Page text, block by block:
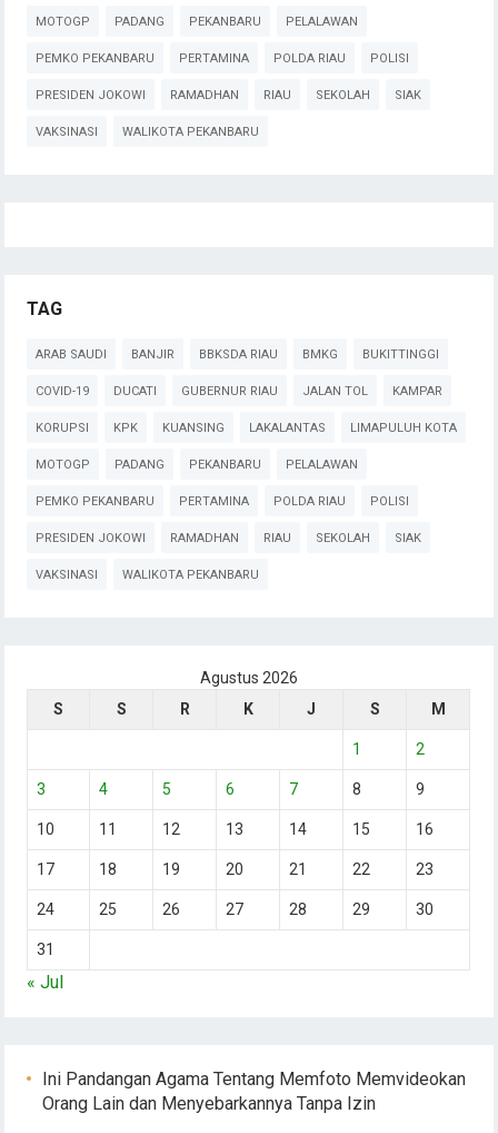
MOTOGP PADANG PEKANBARU PELALAWAN
PEMKO PEKANBARU PERTAMINA POLDA RIAU POLISI
PRESIDEN JOKOWI RAMADHAN RIAU SEKOLAH SIAK
VAKSINASI WALIKOTA PEKANBARU
TAG
ARAB SAUDI BANJIR BBKSDA RIAU BMKG BUKITTINGGI
COVID-19 DUCATI GUBERNUR RIAU JALAN TOL KAMPAR
KORUPSI KPK KUANSING LAKALANTAS LIMAPULUH KOTA
MOTOGP PADANG PEKANBARU PELALAWAN
PEMKO PEKANBARU PERTAMINA POLDA RIAU POLISI
PRESIDEN JOKOWI RAMADHAN RIAU SEKOLAH SIAK
VAKSINASI WALIKOTA PEKANBARU
Agustus 2026
S
S R K J S M
1 2
3 4 5 6 7 8 9
10 11 12 13 14 15 16
17 18 19 20 21 22 23
24 25 26 27 28 29 30
31
« Jul
Ini Pandangan Agama Tentang Memfoto Memvideokan
Orang Lain dan Menyebarkannya Tanpa Izin